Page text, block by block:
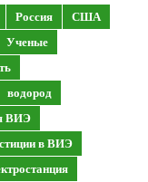
Россия
США
Ученые
водород
ВИЭ
в ВИЭ